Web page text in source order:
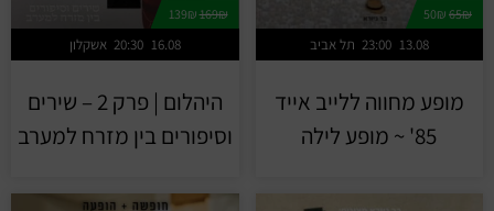
65₪
תל אביב 23:00 13.08
מופע מחווה ללייב אייד
85' ~ מופע לילה
169₪
139₪
אשקלון 20:30 16.08
היהלום | פרק 2 – שירים
וסיפורים בין מזרח למערב